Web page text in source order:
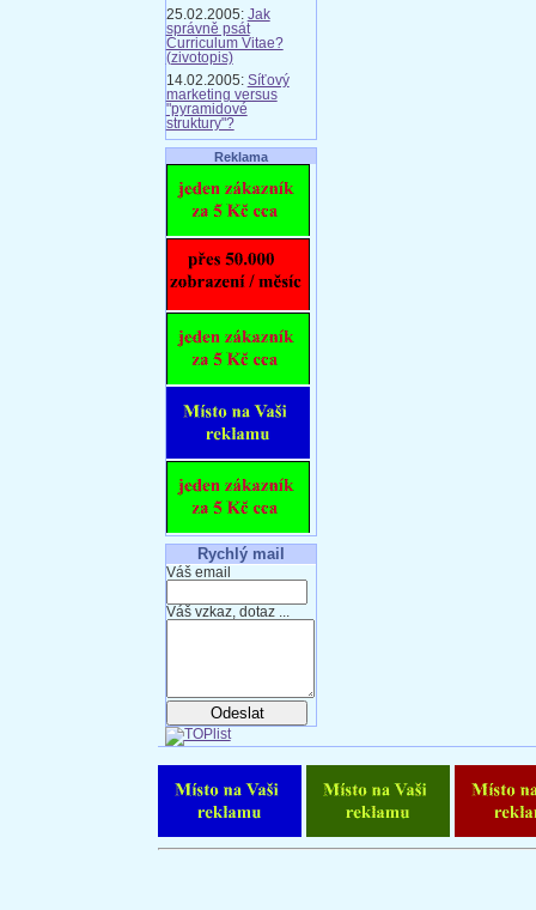
25.02.2005: Jak
správně psát
Curriculum Vitae?
(zivotopis)
14.02.2005: Síťový
marketing versus
"pyramidové
struktury"?
Reklama
Rychlý mail
Váš email
Váš vzkaz, dotaz ...